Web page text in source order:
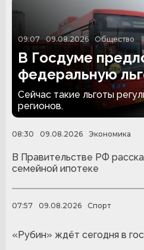
09:07 09.08.2026 Общество
В Госдуме
федеральную
для детей из
семей
Сейчас такие льготы
регионов.
08:30 09.08.2026 Экономика
В Правительстве РФ
семейной ипотеке
07:57 09.08.2026 Спорт
«Рубин» ждёт сегодня в